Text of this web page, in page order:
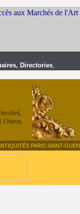
, Directories,
Ouen,
PARIS SAINT-OUEN,